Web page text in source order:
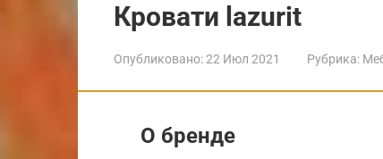
Кровати lazurit
Опубликовано:22 Июл 2021 Рубрика:
О бренде